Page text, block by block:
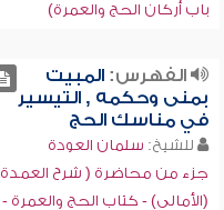
باب أركان الحج والعمرة)
الفهرس:المبيت
بمنى وحكمه , التيسير
في مناسك الحج
للشيخ: سلمان العودة
جزء من محاضرة ( شرح العمدة
(الأمالي) - كتاب الحج والعمرة -